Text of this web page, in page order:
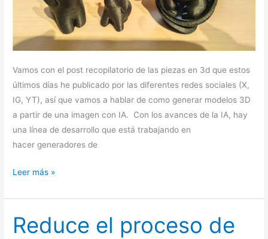
Vamos con el post recopilatorio de las piezas en 3d que estos
últimos días he publicado por las diferentes redes sociales (X,
IG, YT), así que vamos a hablar de como generar modelos 3D
a partir de una imagen con IA. Con los avances de la IA, hay
una línea de desarrollo que está trabajando en
hacer generadores de
Leer más »
Reduce el proceso de
Reduce
el